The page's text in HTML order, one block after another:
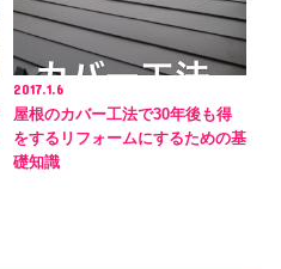
2017.1.6
屋根のカバー工法で30年後も得
をするリフォームにするための基
礎知識